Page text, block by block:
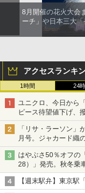
8月開催の花火大会
ーチ」や日本三大
アクセスランキ
1時間 24
ユニクロ、今日から
ピース待望値下げ、
「リサ・ラーソン」
月号。ジャカード織
はやぶさ50％オフの
28）」発売。秋冬乗
【週末駅弁】東京駅